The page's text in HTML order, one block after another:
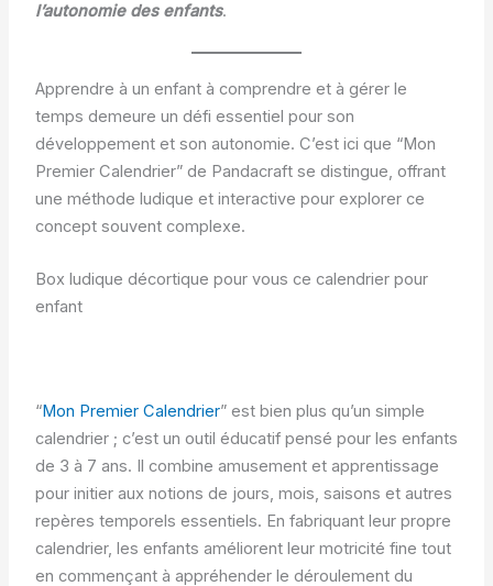
l’autonomie des enfants.
Apprendre à un enfant à comprendre et à gérer le
temps demeure un défi essentiel pour son
développement et son autonomie. C’est ici que “Mon
Premier Calendrier” de Pandacraft se distingue, offrant
une méthode ludique et interactive pour explorer ce
concept souvent complexe.
Box ludique décortique pour vous ce calendrier pour
enfant
“Mon Premier Calendrier” est bien plus qu’un simple
calendrier ; c’est un outil éducatif pensé pour les enfants
de 3 à 7 ans. Il combine amusement et apprentissage
pour initier aux notions de jours, mois, saisons et autres
repères temporels essentiels. En fabriquant leur propre
calendrier, les enfants améliorent leur motricité fine tout
en commençant à appréhender le déroulement du